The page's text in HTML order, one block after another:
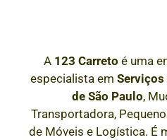
A 123 Carreto é uma
especialista em Serviços
de São Paulo,
Transportadora,
de Móveis e Logística. É